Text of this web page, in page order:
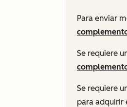
Para enviar
Se requiere
Se requiere
para adquirir